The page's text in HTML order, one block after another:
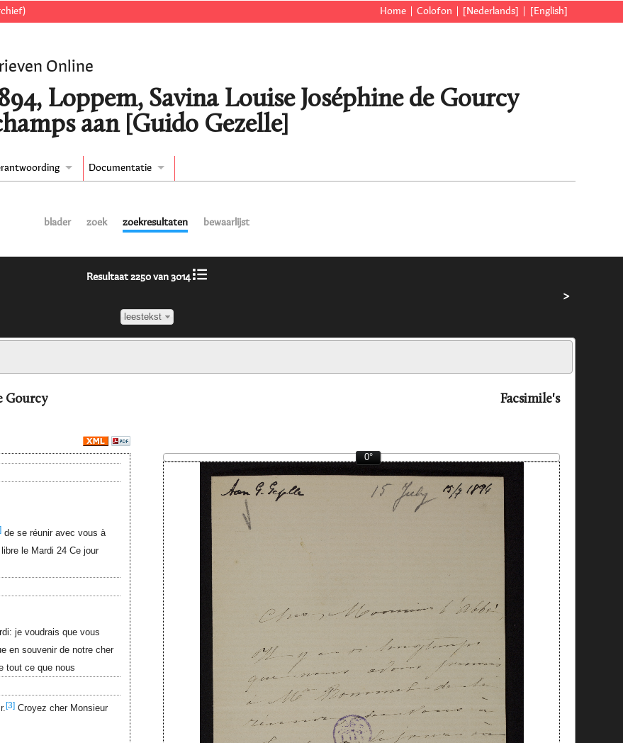
Home Colofon [Nederlands] [English]
Online
Loppem, Savina Louise Joséphine de Gourcy
aan [Guido Gezelle]
Documentatie
blader zoek zoekresultaten bewaarlijst
Resultaat 2250 van 3014
leestekst
>
Gourcy
Facsimile's
de se réunir avec vous à
le Mardi 24 Ce jour
je voudrais que vous
en souvenir de notre cher
tout ce que nous
[3]Croyez cher Monsieur
0°